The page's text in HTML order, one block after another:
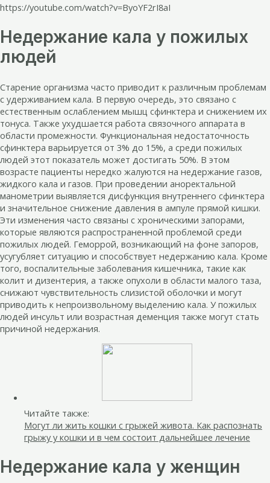
https://youtube.com/watch?v=ByoYF2rI8aI
Недержание кала у пожилых
людей
Старение организма часто приводит к различным проблемам
с удерживанием кала. В первую очередь, это связано с
естественным ослаблением мышц сфинктера и снижением их
тонуса. Также ухудшается работа связочного аппарата в
области промежности. Функциональная недостаточность
сфинктера варьируется от 3% до 15%, а среди пожилых
людей этот показатель может достигать 50%. В этом
возрасте пациенты нередко жалуются на недержание газов,
жидкого кала и газов. При проведении аноректальной
манометрии выявляется дисфункция внутреннего сфинктера
и значительное снижение давления в ампуле прямой кишки.
Эти изменения часто связаны с хроническими запорами,
которые являются распространенной проблемой среди
пожилых людей. Геморрой, возникающий на фоне запоров,
усугубляет ситуацию и способствует недержанию кала. Кроме
того, воспалительные заболевания кишечника, такие как
колит и дизентерия, а также опухоли в области малого таза,
снижают чувствительность слизистой оболочки и могут
приводить к непроизвольному выделению кала. У пожилых
людей инсульт или возрастная деменция также могут стать
причиной недержания.
Читайте также:
Могут ли жить кошки с грыжей живота. Как распознать
грыжу у кошки и в чем состоит дальнейшее лечение
Недержание кала у женщин